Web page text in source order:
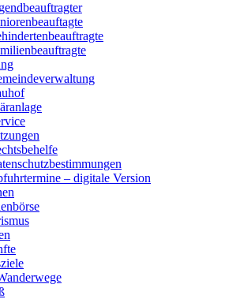
– digitale Version